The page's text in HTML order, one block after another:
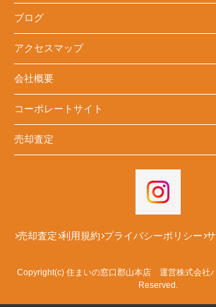
ブログ
アクセスマップ
会社概要
コーポレートサイト
売却査定
売却査定 利用規約 プライバシーポリシー
Copyright(c) 住まいの窓口郡山本店 運営株式会社
Reserved.